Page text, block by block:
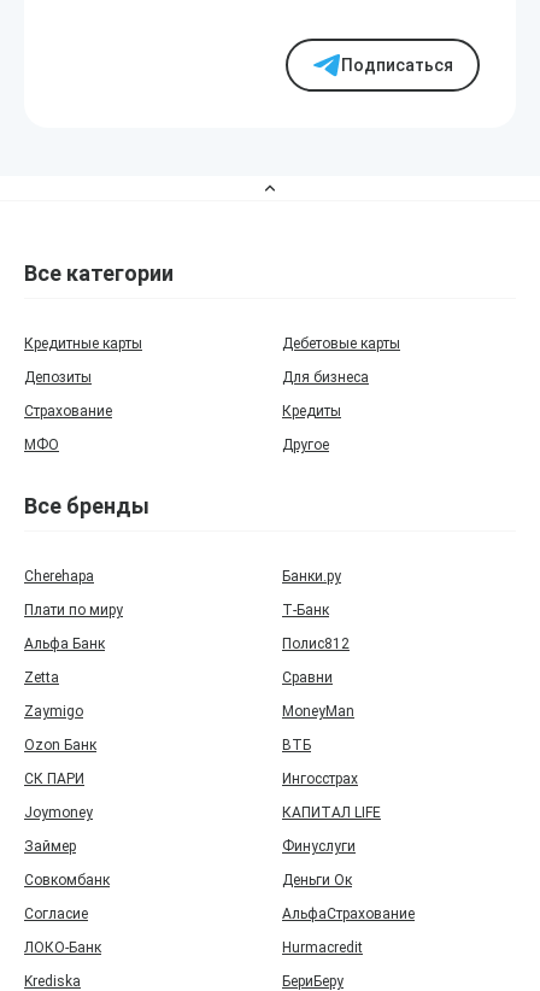
Подписаться
Все категории
Кредитные карты
Дебетовые карты
Депозиты
Для бизнеса
Страхование
Кредиты
МФО
Другое
Все бренды
Cherehapa
Банки.ру
Плати по миру
Т‑Банк
Альфа Банк
Полис812
Zetta
Сравни
Zaymigo
MoneyMan
Ozon Банк
ВТБ
СК ПАРИ
Ингосстрах
Joymoney
КАПИТАЛ LIFE
Займер
Финуслуги
Совкомбанк
Деньги Ок
Согласие
АльфаСтрахование
ЛОКО-Банк
Hurmacredit
Krediska
БериБеру